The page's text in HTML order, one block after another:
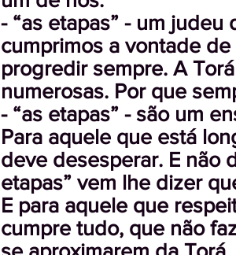
- “as etapas” - um
cumprimos a vontade
progredir sempre. A
numerosas. Por que
- “as etapas” - são um
Para aquele que está
deve desesperar. E não
etapas” vem lhe dizer
E para aquele que
cumpre tudo, que não